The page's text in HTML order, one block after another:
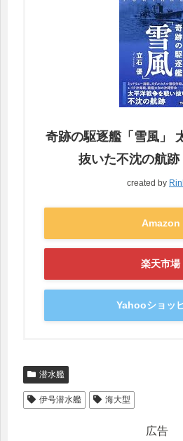
奇跡の駆逐艦「雪風」
抜いた不沈の航跡
created by
Amazon
楽天市場
Yahooショッ
潜水艦
伊号潜水艦 海大型
広告